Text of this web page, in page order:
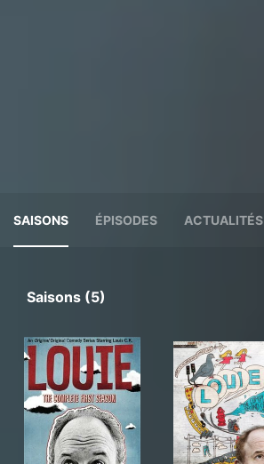
SAISONS ÉPISODES ACTUALITÉS
Saisons (5)